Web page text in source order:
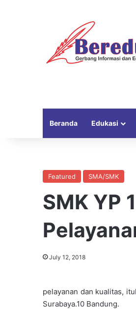
Beranda Edukasi
Featured SMA/SMK
SMK YP
July 12, 2018
pelayanan dan kualitas,
Surabaya.10 Bandung.